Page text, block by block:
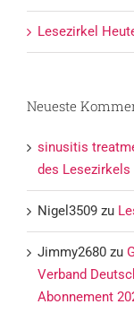
Lesezirkel
Neueste
sinusitis
des Lesezirkels
Nigel3509 zu
Jimmy2680 zu
Verband
Abonnement